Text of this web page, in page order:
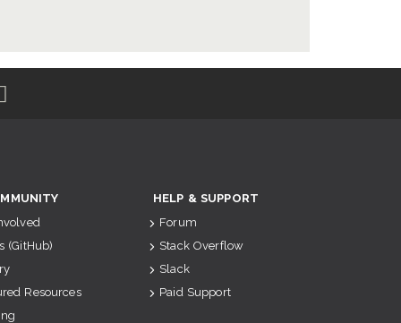
(GitHub)
Resources
HELP & SUPPORT
Forum
Stack Overflow
Slack
Paid Support